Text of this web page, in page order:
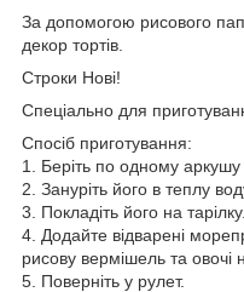
За допомогою рисового
декор тортів.
Строки Нові!
Спеціально для
Спосіб приготування:
1. Беріть по одному
2. Зануріть його в теплу
3. Покладіть його на тарілку.
4. Додайте відварені
рисову вермішель та овочі
5. Поверніть у рулет.